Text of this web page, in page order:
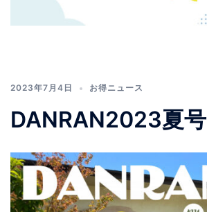
2023年7月4日 お得ニュース
DANRAN2023夏号